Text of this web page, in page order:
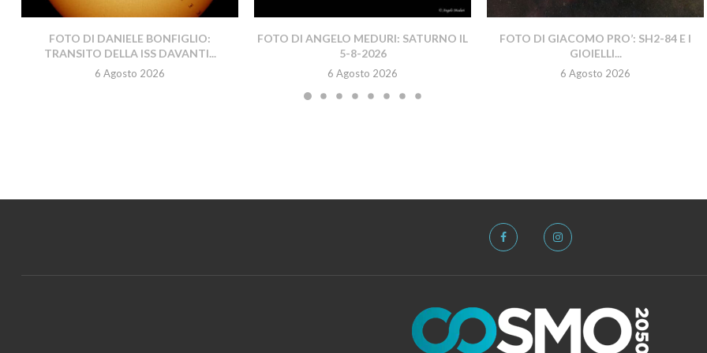
FOTO DI DANIELE BONFIGLIO:
TRANSITO DELLA ISS DAVANTI...
6 Agosto 2026
FOTO DI ANGELO MEDURI: SATURNO IL
5-8-2026
6 Agosto 2026
FOTO DI GIACOMO PRO’: SH2-84 E I
GIOIELLI...
6 Agosto 2026